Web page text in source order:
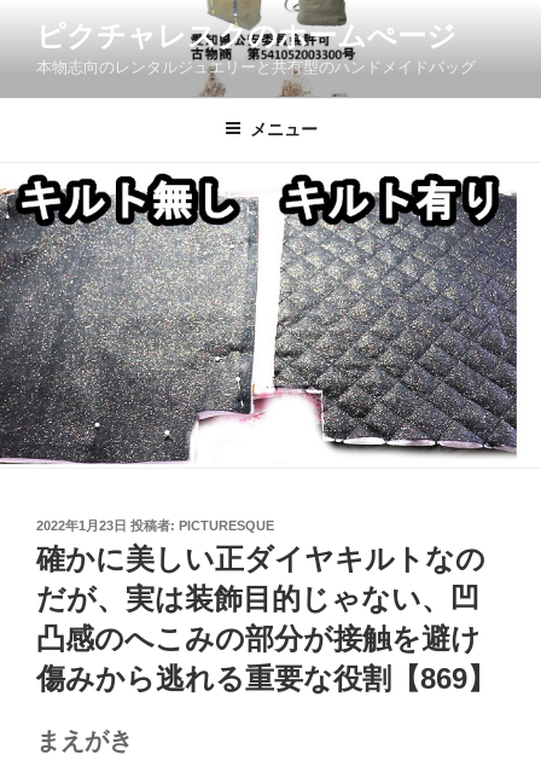
ン
ス
キ
ッ
プ
ピクチャレスクのホームぺージ
本物志向のレンタルジュエリーと共有型のハンドメイドバッグ
メニュー
投
稿
日:
2022年1月23日 投稿者: PICTURESQUE
確かに美しい正ダイヤキルトなの
だが、実は装飾目的じゃない、凹
凸感のへこみの部分が接触を避け
傷みから逃れる重要な役割【869】
まえがき